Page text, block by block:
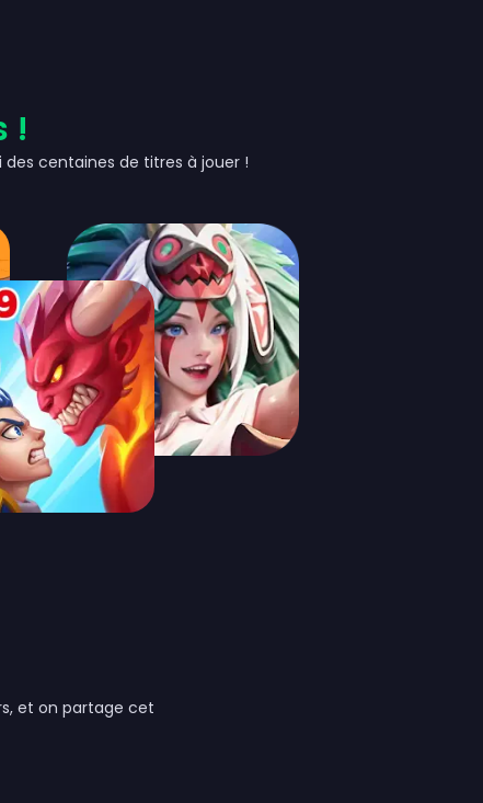
!
centaines de titres à jouer !
et on partage cet